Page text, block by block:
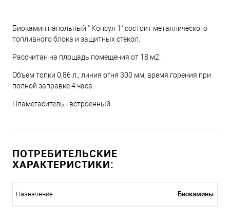
Биокамин напольный " Консул 1" состоит металлического
топливного блока и защитных стекол.
Рассчитан на площадь помещения от 18 м2.
Объем топки 0,86 л., линия огня 300 мм, время горения при
полной заправке 4 часа.
Пламегаситель - встроенный.
ПОТРЕБИТЕЛЬСКИЕ
ХАРАКТЕРИСТИКИ:
Назначение Биокамины